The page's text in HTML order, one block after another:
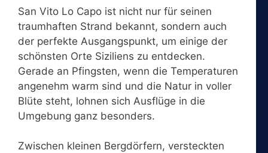
San Vito Lo Capo ist nicht nur für seinen
traumhaften Strand bekannt, sondern auch
der perfekte Ausgangspunkt, um einige der
schönsten Orte Siziliens zu entdecken.
Gerade an Pfingsten, wenn die Temperaturen
angenehm warm sind und die Natur in voller
Blüte steht, lohnen sich Ausflüge in die
Umgebung ganz besonders.
Zwischen kleinen Bergdörfern, versteckten